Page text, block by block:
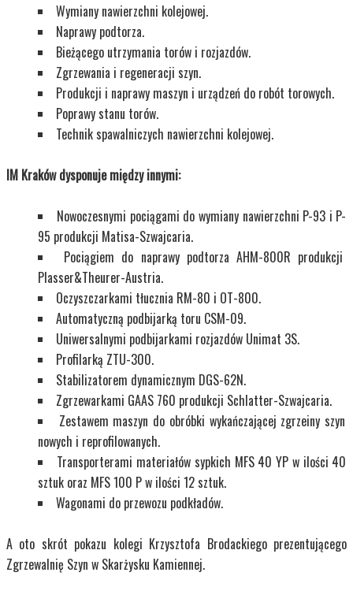
Wymiany nawierzchni kolejowej.
Naprawy podtorza.
Bieżącego utrzymania torów i rozjazdów.
Zgrzewania i regeneracji szyn.
Produkcji i naprawy maszyn i urządzeń do robót torowych.
Poprawy stanu torów.
Technik spawalniczych nawierzchni kolejowej.
IM Kraków dysponuje między innymi:
Nowoczesnymi pociągami do wymiany nawierzchni P-93 i P-
95 produkcji Matisa-Szwajcaria.
Pociągiem do naprawy podtorza AHM-800R produkcji
Plasser&Theurer-Austria.
Oczyszczarkami tłucznia RM-80 i OT-800.
Automatyczną podbijarką toru CSM-09.
Uniwersalnymi podbijarkami rozjazdów Unimat 3S.
Profilarką ZTU-300.
Stabilizatorem dynamicznym DGS-62N.
Zgrzewarkami GAAS 760 produkcji Schlatter-Szwajcaria.
Zestawem maszyn do obróbki wykańczającej zgrzeiny szyn
nowych i reprofilowanych.
Transporterami materiałów sypkich MFS 40 YP w ilości 40
sztuk oraz MFS 100 P w ilości 12 sztuk.
Wagonami do przewozu podkładów.
A oto skrót pokazu kolegi Krzysztofa Brodackiego prezentującego
Zgrzewalnię Szyn w Skarżysku Kamiennej.